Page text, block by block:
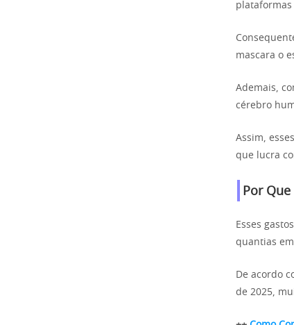
mascara o
Ademais,
cérebro
Assim,
que lucra
Por
Esses
quantias
De acordo
de 2025,